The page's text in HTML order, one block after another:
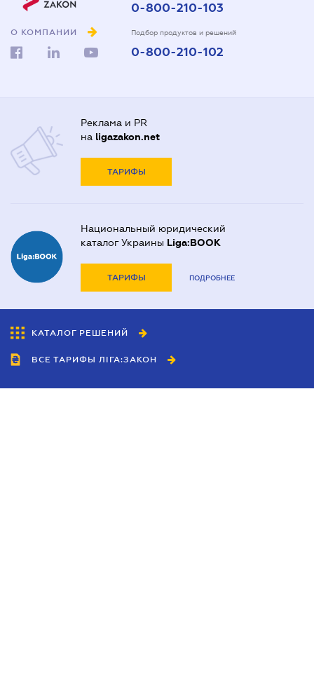
О КОМПАНИИ
0-800-210-103
Подбор продуктов и решений
0-800-210-102
Реклама и PR
на ligazakon.net
ТАРИФЫ
Национальный юридический
каталог Украины Liga:BOOK
ТАРИФЫ ПОДРОБНЕЕ
КАТАЛОГ РЕШЕНИЙ
ВСЕ ТАРИФЫ ЛІГА:ЗАКОН